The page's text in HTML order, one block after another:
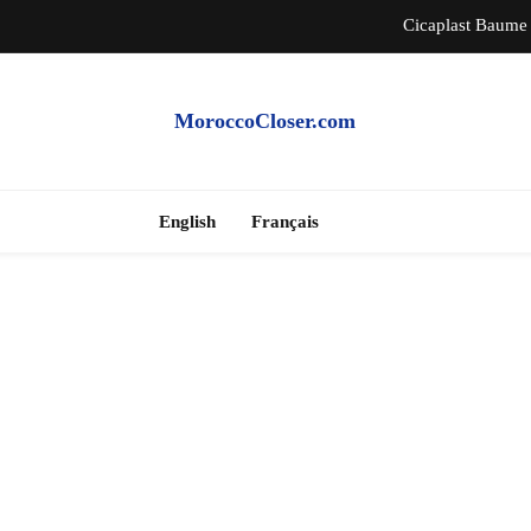
Cicaplast
MoroccoCloser.com
English Français